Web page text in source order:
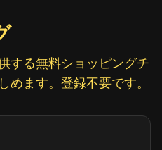
する無料ショッピングチ
めます。登録不要です。